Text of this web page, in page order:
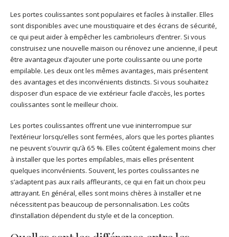
Les portes coulissantes sont populaires et faciles à installer. Elles
sont disponibles avec une moustiquaire et des écrans de sécurité,
ce qui peut aider à empêcher les cambrioleurs d’entrer. Si vous
construisez une nouvelle maison ou rénovez une ancienne, il peut
être avantageux d’ajouter une porte coulissante ou une porte
empilable. Les deux ont les mêmes avantages, mais présentent
des avantages et des inconvénients distincts. Si vous souhaitez
disposer d’un espace de vie extérieur facile d’accès, les portes
coulissantes sont le meilleur choix.
Les portes coulissantes offrent une vue ininterrompue sur
l’extérieur lorsqu’elles sont fermées, alors que les portes pliantes
ne peuvent s’ouvrir qu’à 65 %. Elles coûtent également moins cher
à installer que les portes empilables, mais elles présentent
quelques inconvénients. Souvent, les portes coulissantes ne
s’adaptent pas aux rails affleurants, ce qui en fait un choix peu
attrayant. En général, elles sont moins chères à installer et ne
nécessitent pas beaucoup de personnalisation. Les coûts
d’installation dépendent du style et de la conception.